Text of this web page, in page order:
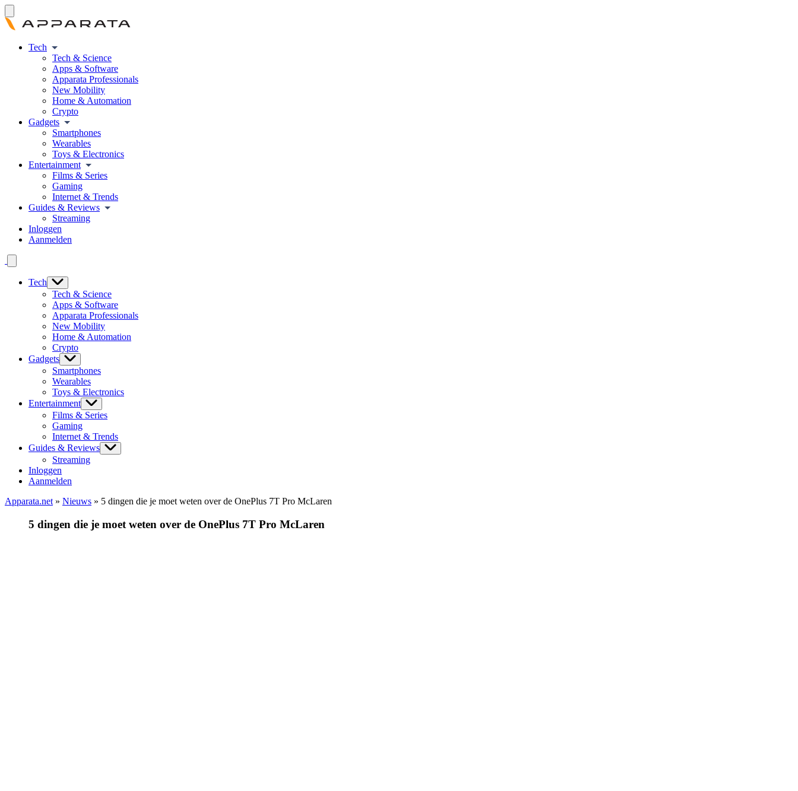
Tech
Tech & Science
Apps & Software
Apparata Professionals
New Mobility
Home & Automation
Crypto
Gadgets
Smartphones
Wearables
Toys & Electronics
Entertainment
Films & Series
Gaming
Internet & Trends
Guides & Reviews
Streaming
Inloggen
Aanmelden
Tech
Tech & Science
Apps & Software
Apparata Professionals
New Mobility
Home & Automation
Crypto
Gadgets
Smartphones
Wearables
Toys & Electronics
Entertainment
Films & Series
Gaming
Internet & Trends
Guides & Reviews
Streaming
Inloggen
Aanmelden
Apparata.net » Nieuws » 5 dingen die je moet weten over de OnePlus 7T Pro McLaren
5 dingen die je moet weten over de OnePlus 7T Pro McLaren